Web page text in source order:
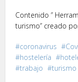
Contenido ”
turismo” creado
coronavirus
hostelería
trabajo
turismo